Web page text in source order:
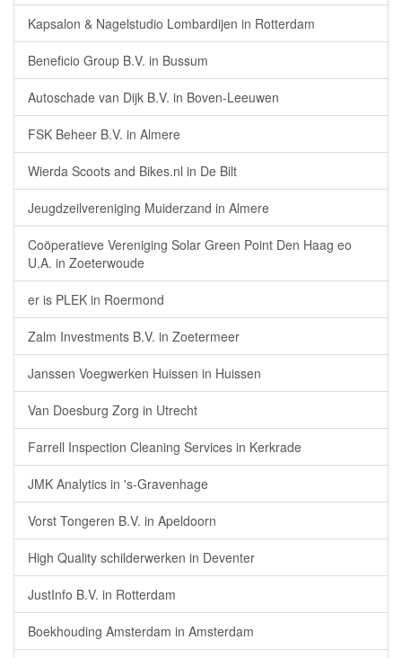
Kapsalon & Nagelstudio Lombardijen in Rotterdam
Beneficio Group B.V. in Bussum
Autoschade van Dijk B.V. in Boven-Leeuwen
FSK Beheer B.V. in Almere
Wierda Scoots and Bikes.nl in De Bilt
Jeugdzeilvereniging Muiderzand in Almere
Coöperatieve Vereniging Solar Green Point Den Haag eo
U.A. in Zoeterwoude
er is PLEK in Roermond
Zalm Investments B.V. in Zoetermeer
Janssen Voegwerken Huissen in Huissen
Van Doesburg Zorg in Utrecht
Farrell Inspection Cleaning Services in Kerkrade
JMK Analytics in 's-Gravenhage
Vorst Tongeren B.V. in Apeldoorn
High Quality schilderwerken in Deventer
JustInfo B.V. in Rotterdam
Boekhouding Amsterdam in Amsterdam